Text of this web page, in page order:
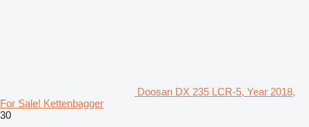
Doosan DX 235 LCR-5, Year 2018,
For Sale! Kettenbagger
30